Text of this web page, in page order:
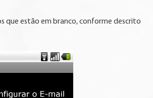
que estão em branco, conforme descrito